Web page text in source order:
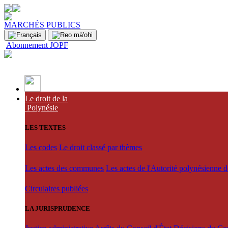
MARCHÉS PUBLICS
Abonnement JOPF
Le droit de la
Polynésie
LES TEXTES
Les codes Le droit classé par thèmes
Les actes des communes Les actes de l'Autorité polynésienne
Circulaires publiées
LA JURISPRUDENCE